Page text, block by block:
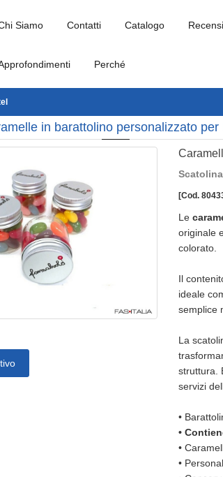
Siamo Contatti Catalogo
Perché
in barattolino personalizzato per
[Cod.
Le
originale
colorato.
Il
ideale
semplice
La
struttura.
servizi
•
•
•
•